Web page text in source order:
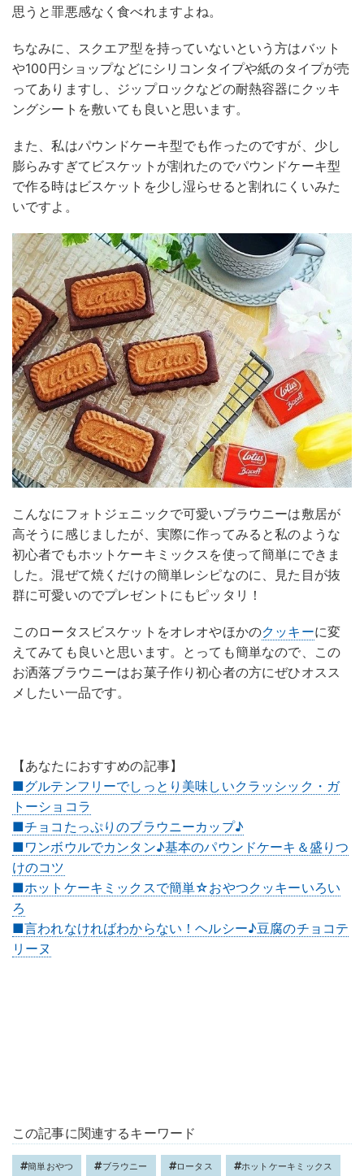
思うと罪悪感なく食べれますよね。
ちなみに、スクエア型を持っていないという方はバット
や100円ショップなどにシリコンタイプや紙のタイプが売
ってありますし、ジップロックなどの耐熱容器にクッキ
ングシートを敷いても良いと思います。
また、私はパウンドケーキ型でも作ったのですが、少し
膨らみすぎてビスケットが割れたのでパウンドケーキ型
で作る時はビスケットを少し湿らせると割れにくいみた
いですよ。
こんなにフォトジェニックで可愛いブラウニーは敷居が
高そうに感じましたが、実際に作ってみると私のような
初心者でもホットケーキミックスを使って簡単にできま
した。混ぜて焼くだけの簡単レシピなのに、見た目が抜
群に可愛いのでプレゼントにもピッタリ！
このロータスビスケットをオレオやほかのクッキーに変
えてみても良いと思います。とっても簡単なので、この
お洒落ブラウニーはお菓子作り初心者の方にぜひオスス
メしたい一品です。
【あなたにおすすめの記事】
■グルテンフリーでしっとり美味しいクラッシック・ガ
トーショコラ
■チョコたっぷりのブラウニーカップ♪
■ワンボウルでカンタン♪基本のパウンドケーキ＆盛りつ
けのコツ
■ホットケーキミックスで簡単☆おやつクッキーいろい
ろ
■言われなければわからない！ヘルシー♪豆腐のチョコテ
リーヌ
この記事に関連するキーワード
簡単おやつ ブラウニー ロータス ホットケーキミックス